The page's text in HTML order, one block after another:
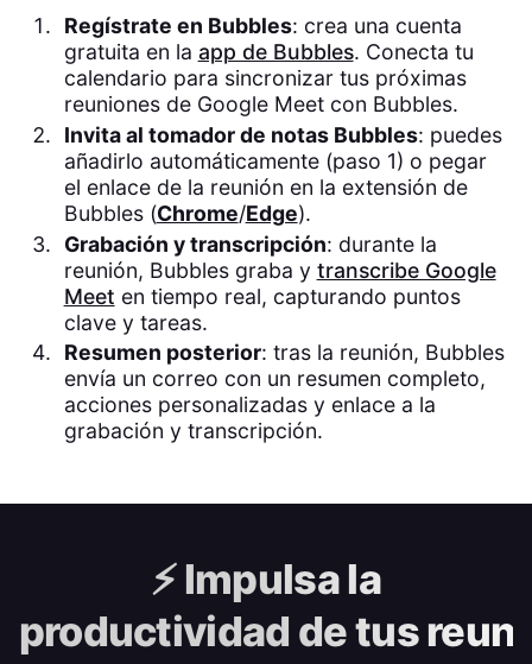
Regístrate en Bubbles: crea una cuenta
gratuita en la app de Bubbles. Conecta tu
calendario para sincronizar tus próximas
reuniones de Google Meet con Bubbles.
Invita al tomador de notas Bubbles: puedes
añadirlo automáticamente (paso 1) o pegar
el enlace de la reunión en la extensión de
Bubbles (Chrome/Edge).
Grabación y transcripción: durante la
reunión, Bubbles graba y transcribe Google
Meet en tiempo real, capturando puntos
clave y tareas.
Resumen posterior: tras la reunión, Bubbles
envía un correo con un resumen completo,
acciones personalizadas y enlace a la
grabación y transcripción.
⚡️Impulsa la
productividad de tus